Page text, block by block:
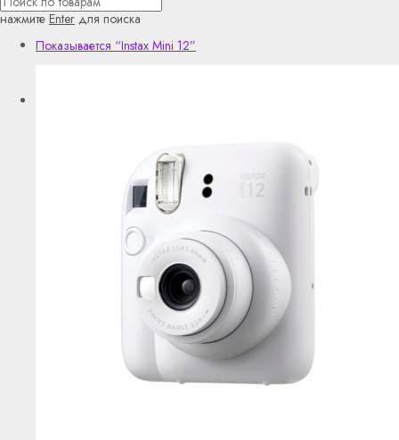
нажмите Enter для поиска
Показывается “Instax Mini 12”